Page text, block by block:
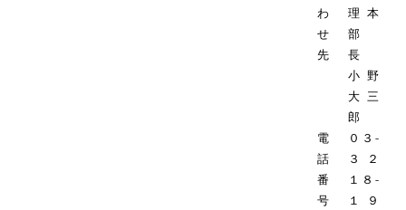
わ
せ
先
理本
部
長
小野
大三
郎
電
話
番
号
０３-
３２
１８-
１９